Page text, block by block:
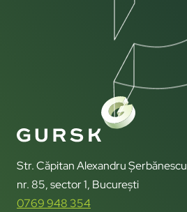
Str. Căpitan Alexandru Șerbănescu
nr. 85, sector 1, București
0769 948 354